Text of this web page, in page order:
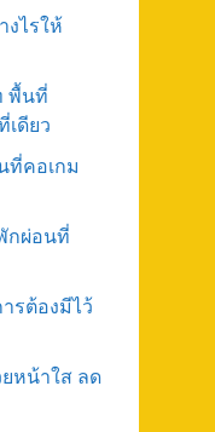
งไรให้
พื้นที่
ดียว
ที่คอเกม
กผ่อนที่
รต้องมีไว้
หน้าใส ลด